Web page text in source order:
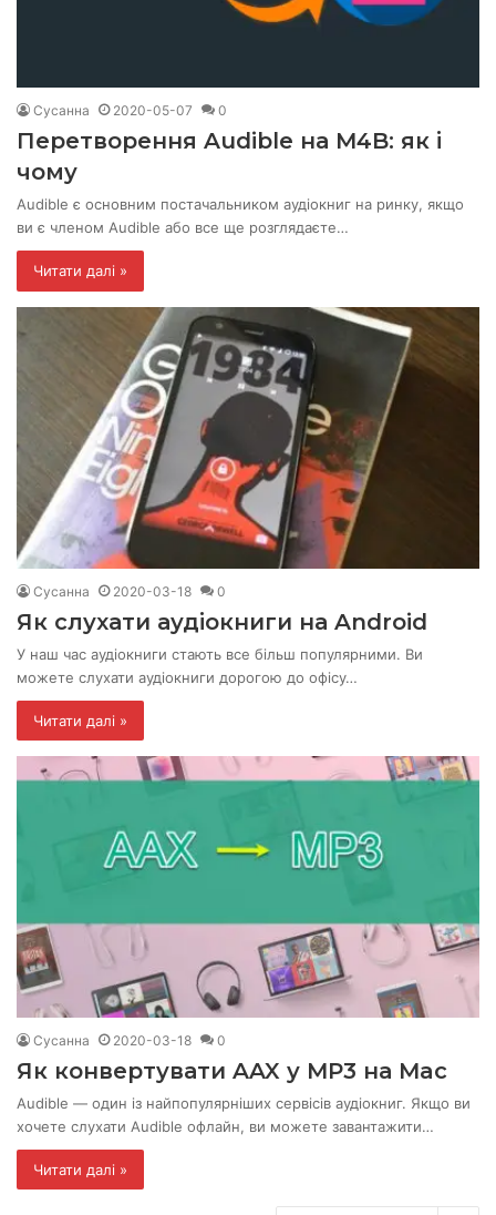
Сусанна 2020-05-07 0
Перетворення Audible на M4B: як і
чому
Audible є основним постачальником аудіокниг на ринку, якщо
ви є членом Audible або все ще розглядаєте…
Читати далі »
Сусанна 2020-03-18 0
Як слухати аудіокниги на Android
У наш час аудіокниги стають все більш популярними. Ви
можете слухати аудіокниги дорогою до офісу…
Читати далі »
Сусанна 2020-03-18 0
Як конвертувати AAX у MP3 на Mac
Audible — один із найпопулярніших сервісів аудіокниг. Якщо ви
хочете слухати Audible офлайн, ви можете завантажити…
Читати далі »